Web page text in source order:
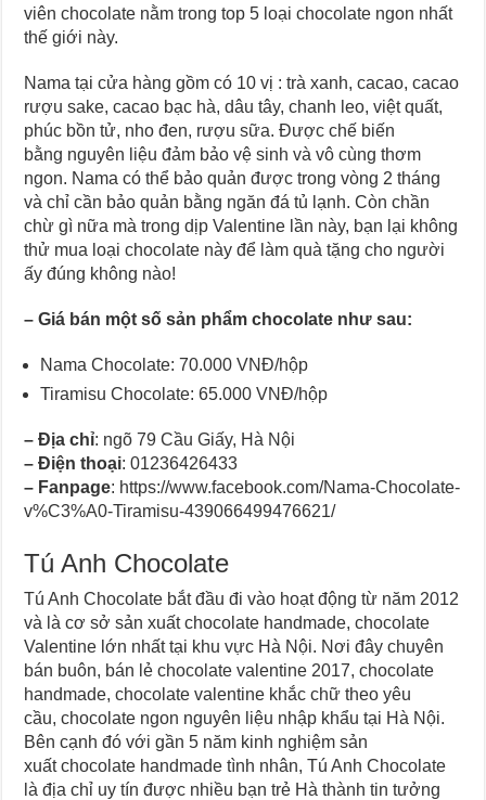
viên chocolate nằm trong top 5 loại chocolate ngon nhất
thế giới này.
Nama tại cửa hàng gồm có 10 vị : trà xanh, cacao, cacao
rượu sake, cacao bạc hà, dâu tây, chanh leo, việt quất,
phúc bồn tử, nho đen, rượu sữa. Được chế biến
bằng nguyên liệu đảm bảo vệ sinh và vô cùng thơm
ngon. Nama có thể bảo quản được trong vòng 2 tháng
và chỉ cần bảo quản bằng ngăn đá tủ lạnh. Còn chần
chừ gì nữa mà trong dịp Valentine lần này, bạn lại không
thử mua loại chocolate này để làm quà tặng cho người
ấy đúng không nào!
– Giá bán một số sản phẩm chocolate như sau:
Nama Chocolate: 70.000 VNĐ/hộp
Tiramisu Chocolate: 65.000 VNĐ/hộp
– Địa chỉ: ngõ 79 Cầu Giấy, Hà Nội
– Điện thoại: 01236426433
– Fanpage: https://www.facebook.com/Nama-Chocolate-
v%C3%A0-Tiramisu-439066499476621/
Tú Anh Chocolate
Tú Anh Chocolate bắt đầu đi vào hoạt động từ năm 2012
và là cơ sở sản xuất chocolate handmade, chocolate
Valentine lớn nhất tại khu vực Hà Nội. Nơi đây chuyên
bán buôn, bán lẻ chocolate valentine 2017, chocolate
handmade, chocolate valentine khắc chữ theo yêu
cầu, chocolate ngon nguyên liệu nhập khẩu tại Hà Nội.
Bên cạnh đó với gần 5 năm kinh nghiệm sản
xuất chocolate handmade tình nhân, Tú Anh Chocolate
là địa chỉ uy tín được nhiều bạn trẻ Hà thành tin tưởng